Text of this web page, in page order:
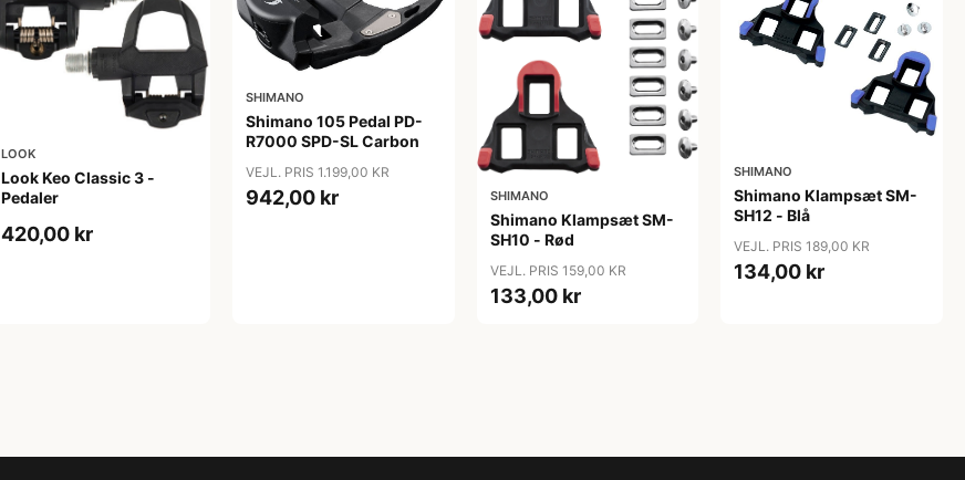
LOOK
Look Keo Classic 3 -
Pedaler
420,00 kr
SHIMANO
Shimano 105 Pedal PD-
R7000 SPD-SL Carbon
VEJL. PRIS 1.199,00 KR
942,00 kr SHIMANO
Shimano Klampsæt SM-
SH10 - Rød
VEJL. PRIS 159,00 KR
133,00 kr
SHIMANO
Shimano Klampsæt SM-
SH12 - Blå
VEJL. PRIS 189,00 KR
134,00 kr